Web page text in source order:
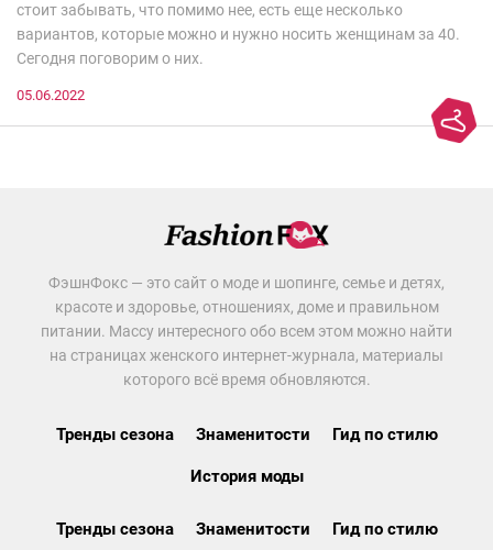
стоит забывать, что помимо нее, есть еще несколько
вариантов, которые можно и нужно носить женщинам за 40.
Сегодня поговорим о них.
05.06.2022
ФэшнФокс — это сайт о моде и шопинге, семье и детях,
красоте и здоровье, отношениях, доме и правильном
питании. Массу интересного обо всем этом можно найти
на страницах женского интернет-журнала, материалы
которого всё время обновляются.
Тренды сезона Знаменитости Гид по стилю
История моды
Тренды сезона Знаменитости Гид по стилю